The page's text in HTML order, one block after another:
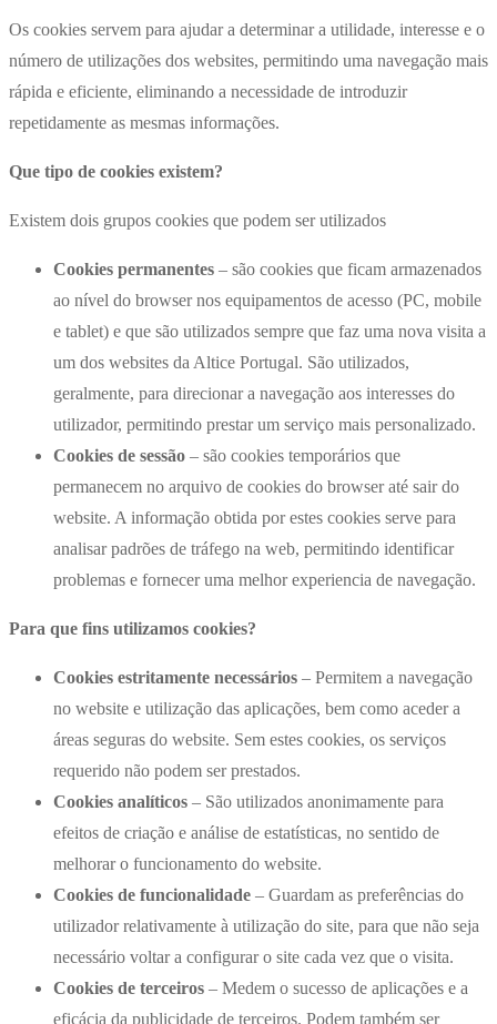
Os cookies servem para ajudar a determinar a utilidade, interesse e o
número de utilizações dos websites, permitindo uma navegação mais
rápida e eficiente, eliminando a necessidade de introduzir
repetidamente as mesmas informações.
Que tipo de cookies existem?
Existem dois grupos cookies que podem ser utilizados
Cookies permanentes – são cookies que ficam armazenados
ao nível do browser nos equipamentos de acesso (PC, mobile
e tablet) e que são utilizados sempre que faz uma nova visita a
um dos websites da Altice Portugal. São utilizados,
geralmente, para direcionar a navegação aos interesses do
utilizador, permitindo prestar um serviço mais personalizado.
Cookies de sessão – são cookies temporários que
permanecem no arquivo de cookies do browser até sair do
website. A informação obtida por estes cookies serve para
analisar padrões de tráfego na web, permitindo identificar
problemas e fornecer uma melhor experiencia de navegação.
Para que fins utilizamos cookies?
Cookies estritamente necessários – Permitem a navegação
no website e utilização das aplicações, bem como aceder a
áreas seguras do website. Sem estes cookies, os serviços
requerido não podem ser prestados.
Cookies analíticos – São utilizados anonimamente para
efeitos de criação e análise de estatísticas, no sentido de
melhorar o funcionamento do website.
Cookies de funcionalidade – Guardam as preferências do
utilizador relativamente à utilização do site, para que não seja
necessário voltar a configurar o site cada vez que o visita.
Cookies de terceiros – Medem o sucesso de aplicações e a
eficácia da publicidade de terceiros. Podem também ser